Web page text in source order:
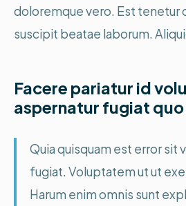
doloremque vero. Est tenetur
suscipit beatae laborum.
Facere pariatur id
aspernatur fugiat
Quia quisquam est error sit
fugiat. Voluptatem ut ut
Harum enim omnis sunt